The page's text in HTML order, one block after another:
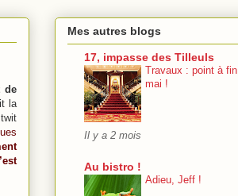
de
la
Mes autres blogs
17, impasse des Tilleuls
Travaux : point à fin
mai !
Il y a 2 mois
Au bistro !
Adieu, Jeff !